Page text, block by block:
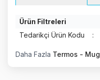
Ürün Filtreleri
Tedarikçi Ürün Kodu
:
Daha Fazla Termos - Mug